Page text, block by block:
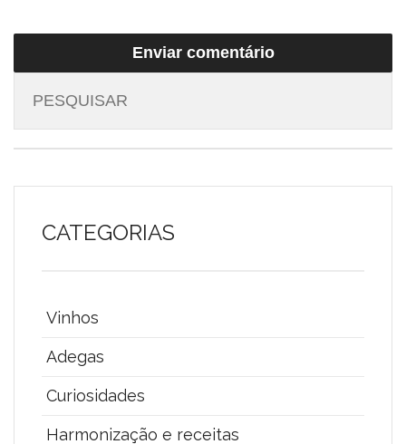
CATEGORIAS
Vinhos
Adegas
Curiosidades
Harmonização e receitas